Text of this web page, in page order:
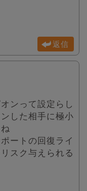
返信
ンって設定らし
した相手に極小
ートの回復ライ
スク与えられる